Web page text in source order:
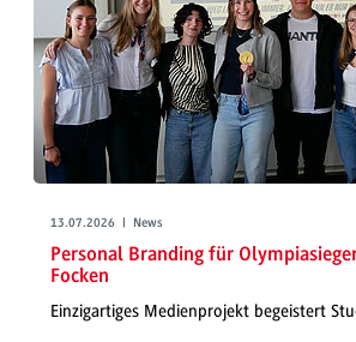
13.07.2026 | News
Personal Branding für
Focken
Einzigartiges Medienprojekt begeistert